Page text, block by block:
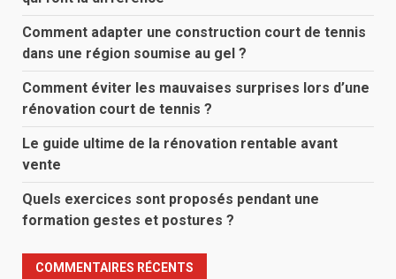
Comment adapter une construction court de tennis
dans une région soumise au gel ?
Comment éviter les mauvaises surprises lors d’une
rénovation court de tennis ?
Le guide ultime de la rénovation rentable avant
vente
Quels exercices sont proposés pendant une
formation gestes et postures ?
COMMENTAIRES RÉCENTS